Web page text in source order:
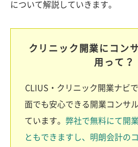
について解説していきます。
クリニック開業にコン
用って？
CLIUS・クリニック開業ナビ
面でも安心できる開業コンサ
ています。 弊社で無料にて開
ともできますし、明朗会計の